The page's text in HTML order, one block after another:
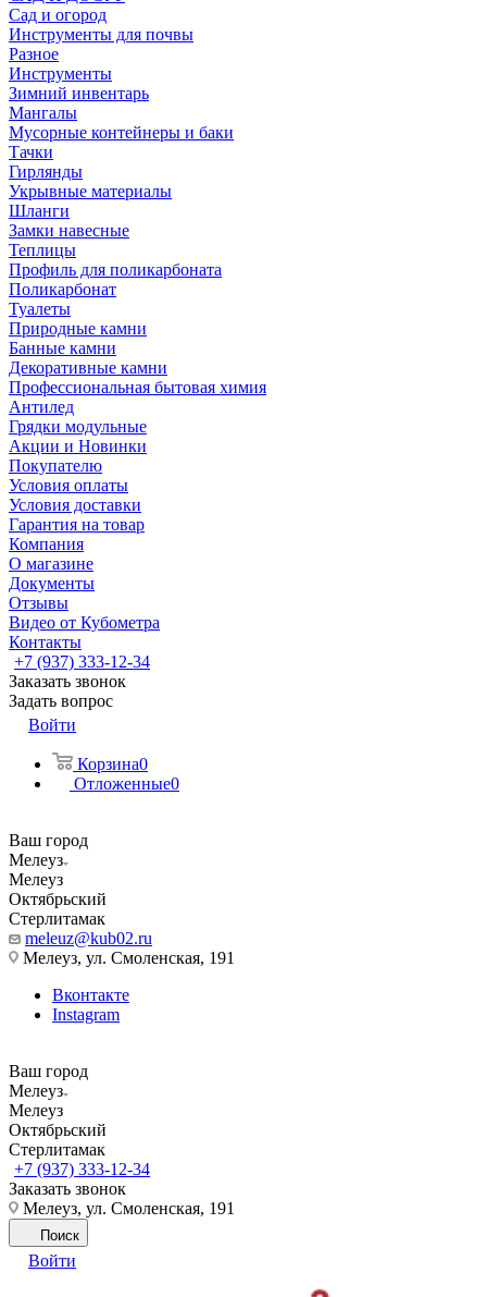
Сад и огород
Инструменты для почвы
Разное
Инструменты
Зимний инвентарь
Мангалы
Мусорные контейнеры и баки
Тачки
Гирлянды
Укрывные материалы
Шланги
Замки навесные
Теплицы
Профиль для поликарбоната
Поликарбонат
Туалеты
Природные камни
Банные камни
Декоративные камни
Профессиональная бытовая химия
Антилед
Грядки модульные
Акции и Новинки
Покупателю
Условия оплаты
Условия доставки
Гарантия на товар
Компания
О магазине
Документы
Отзывы
Видео от Кубометра
Контакты
+7 (937) 333-12-34
Заказать звонок
Задать вопрос
Войти
Корзина0
Отложенные0
Ваш город
Мелеуз
Мелеуз
Октябрьский
Стерлитамак
meleuz@kub02.ru
Мелеуз, ул. Смоленская, 191
Вконтакте
Instagram
Ваш город
Мелеуз
Мелеуз
Октябрьский
Стерлитамак
+7 (937) 333-12-34
Заказать звонок
Мелеуз, ул. Смоленская, 191
Поиск
Войти